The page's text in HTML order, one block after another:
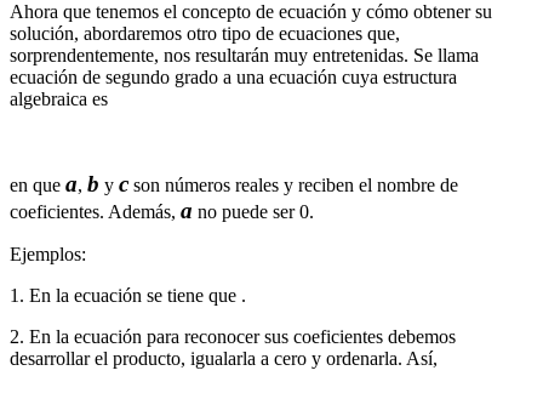
Ahora que tenemos el concepto de ecuación y cómo obtener su
solución, abordaremos otro tipo de ecuaciones que,
sorprendentemente, nos resultarán muy entretenidas. Se llama
ecuación de segundo grado a una ecuación cuya estructura
algebraica es
en que a, b y c son números reales y reciben el nombre de
coeficientes. Además, a no puede ser 0.
Ejemplos:
1. En la ecuación se tiene que .
2. En la ecuación para reconocer sus coeficientes debemos
desarrollar el producto, igualarla a cero y ordenarla. Así,